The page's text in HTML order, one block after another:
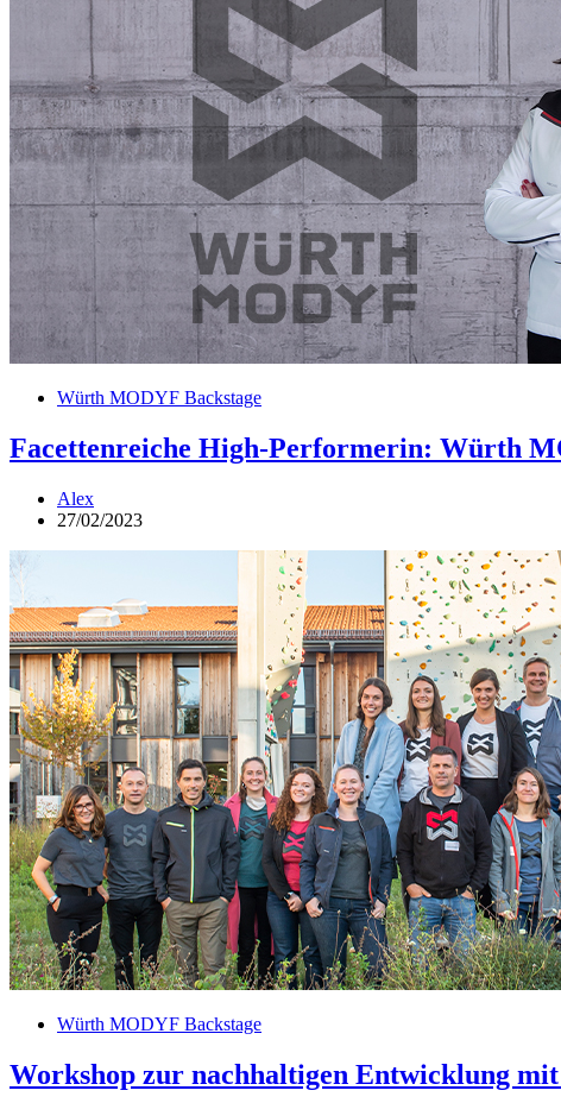
Würth MODYF Backstage
Facettenreiche High-Performerin: Würth
Alex
27/02/2023
Würth MODYF Backstage
Workshop zur nachhaltigen Entwicklung